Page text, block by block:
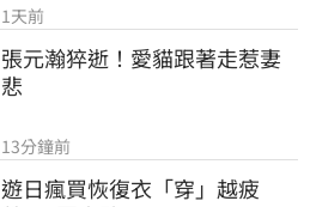
1天前
張元瀚猝逝！愛貓跟著走惹妻
悲
13分鐘前
遊日瘋買恢復衣「穿」越疲